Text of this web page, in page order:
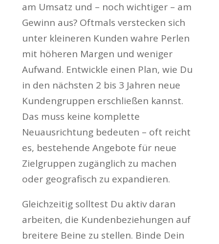
am Umsatz und – noch wichtiger – am
Gewinn aus? Oftmals verstecken sich
unter kleineren Kunden wahre Perlen
mit höheren Margen und weniger
Aufwand. Entwickle einen Plan, wie Du
in den nächsten 2 bis 3 Jahren neue
Kundengruppen erschließen kannst.
Das muss keine komplette
Neuausrichtung bedeuten – oft reicht
es, bestehende Angebote für neue
Zielgruppen zugänglich zu machen
oder geografisch zu expandieren.
Gleichzeitig solltest Du aktiv daran
arbeiten, die Kundenbeziehungen auf
breitere Beine zu stellen. Binde Dein